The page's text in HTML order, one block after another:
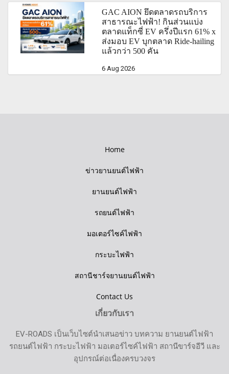
GAC AION ยึดตลาดรถบริการ
สาธารณะไฟฟ้า! กินส่วนแบ่ง
ตลาดแท็กซี่ EV ครึ่งปีแรก 61% x
ส่งมอบ EV บุกตลาด Ride-hailing
แล้วกว่า 500 คัน
6 Aug 2026
Home
ข่าวยานยนต์ไฟฟ้า
ยานยนต์ไฟฟ้า
รถยนต์ไฟฟ้า
มอเตอร์ไซค์ไฟฟ้า
กระบะไฟฟ้า
สถานีชาร์จยานยนต์ไฟฟ้า
Contact Us
เกี่ยวกับเรา
EV-ROADS เป็นเว็บไซต์นำเสนอข่าว บทความ ยานยนต์ไฟฟ้า
รถยนต์ไฟฟ้า กระบะไฟฟ้า มอเตอร์ไซค์ไฟฟ้า สถานีขาร์จอีวี และ
อุปกรณ์ต่อเนื่องครบวงจร